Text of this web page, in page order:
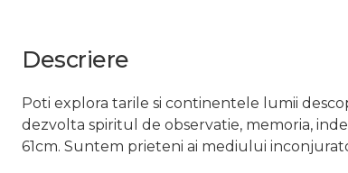
Descriere
Poti explora tarile si continentele lumii
dezvolta spiritul de observatie, memoria,
61cm. Suntem prieteni ai mediului